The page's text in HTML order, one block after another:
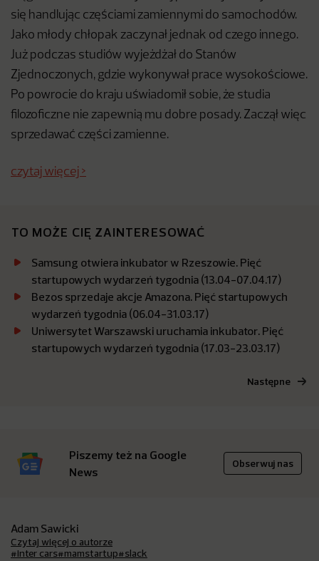
się handlując częściami zamiennymi do samochodów.
Jako młody chłopak zaczynał jednak od czego innego.
Już podczas studiów wyjeżdżał do Stanów
Zjednoczonych, gdzie wykonywał prace wysokościowe.
Po powrocie do kraju uświadomił sobie, że studia
filozoficzne nie zapewnią mu dobre posady. Zaczął więc
sprzedawać części zamienne.
czytaj więcej >
TO MOŻE CIĘ ZAINTERESOWAĆ
Samsung otwiera inkubator w Rzeszowie. Pięć
startupowych wydarzeń tygodnia (13.04-07.04.17)
Bezos sprzedaje akcje Amazona. Pięć startupowych
wydarzeń tygodnia (06.04-31.03.17)
Uniwersytet Warszawski uruchamia inkubator. Pięć
startupowych wydarzeń tygodnia (17.03-23.03.17)
Następne
Piszemy też na Google
News
Obserwuj nas
Adam Sawicki
Czytaj więcej o autorze
#inter cars#mamstartup#slack